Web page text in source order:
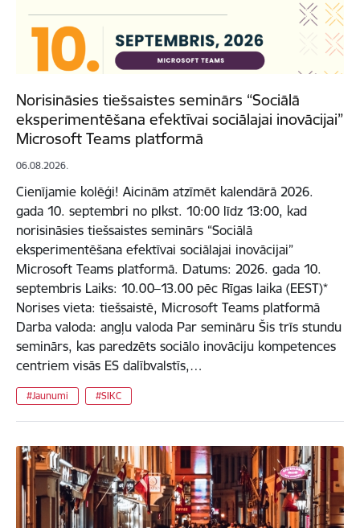
Norisināsies tiešsaistes seminārs “Sociālā
eksperimentēšana efektīvai sociālajai inovācijai”
Microsoft Teams platformā
06.08.2026.
Cienījamie kolēģi! Aicinām atzīmēt kalendārā 2026.
gada 10. septembri no plkst. 10:00 līdz 13:00, kad
norisināsies tiešsaistes seminārs “Sociālā
eksperimentēšana efektīvai sociālajai inovācijai”
Microsoft Teams platformā. Datums: 2026. gada 10.
septembris Laiks: 10.00–13.00 pēc Rīgas laika (EEST)*
Norises vieta: tiešsaistē, Microsoft Teams platformā
Darba valoda: angļu valoda Par semināru Šis trīs stundu
seminārs, kas paredzēts sociālo inovāciju kompetences
centriem visās ES dalībvalstīs,…
#Jaunumi #SIKC